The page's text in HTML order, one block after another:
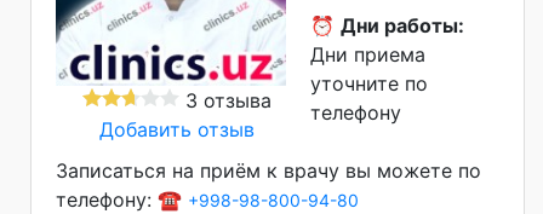
3 отзыва
Добавить отзыв
⏰ Дни работы:
Дни приема
уточните по
телефону
Записаться на приём к врачу вы можете по
телефону: ☎️ +998-98-800-94-80